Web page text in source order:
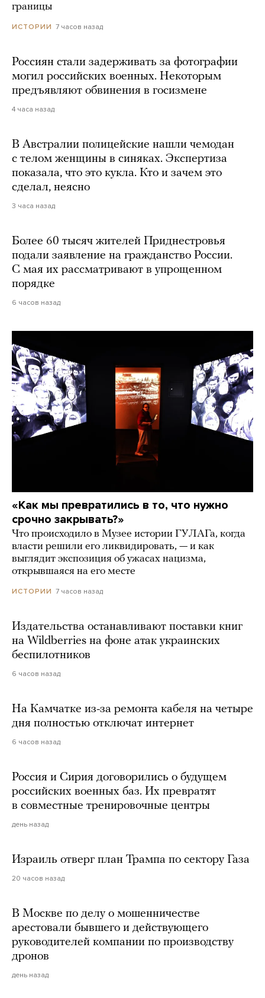
границы
ИСТОРИИ 7 часов назад
Россиян стали задерживать за фотографии
могил российских военных. Некоторым
предъявляют обвинения в госизмене
4 часа назад
В Австралии полицейские нашли чемодан
с телом женщины в синяках. Экспертиза
показала, что это кукла. Кто и зачем это
сделал, неясно
3 часа назад
Более 60 тысяч жителей Приднестровья
подали заявление на гражданство России.
С мая их рассматривают в упрощенном
порядке
6 часов назад
«Как мы превратились в то, что нужно
срочно закрывать?»
Что происходило в Музее истории ГУЛАГа, когда
власти решили его ликвидировать, — и как
выглядит экспозиция об ужасах нацизма,
открывшаяся на его месте
ИСТОРИИ 7 часов назад
Издательства останавливают поставки книг
на Wildberries на фоне атак украинских
беспилотников
6 часов назад
На Камчатке из-за ремонта кабеля на четыре
дня полностью отключат интернет
6 часов назад
Россия и Сирия договорились о будущем
российских военных баз. Их превратят
в совместные тренировочные центры
день назад
Израиль отверг план Трампа по сектору Газа
20 часов назад
В Москве по делу о мошенничестве
арестовали бывшего и действующего
руководителей компании по производству
дронов
день назад